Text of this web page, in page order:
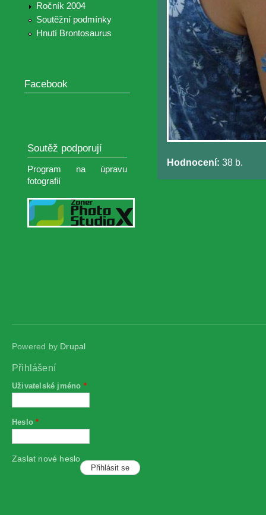
Ročník 2004
Soutěžní podmínky
Hnutí Brontosaurus
Facebook
Soutěž podporují
Program na úpravu
fotografií
Hodnocení: 38 b.
Powered by Drupal
Přihlášení
Uživatelské jméno *
Heslo*
Zaslat nové heslo